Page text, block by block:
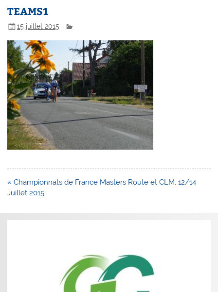
TEAMS1
15 juillet 2015
Navigation
de
« Championnats de France Masters Route et CLM, 12/14
Juillet 2015.